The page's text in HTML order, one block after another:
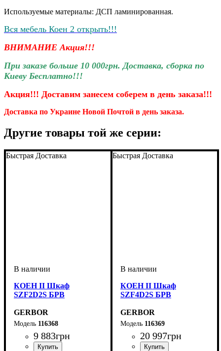
Используемые материалы: ДСП ламинированная.
Вся мебель Коен 2 открыть!!!
ВНИМАНИЕ Акция!!!
При заказе больше 10 000грн. Доставка, сборка по
Киеву Бесплатно!!!
Акция!!! Доставим занесем соберем в день заказа!!!
Доставка по Украине Новой Почтой в день заказа.
Другие товары той же серии:
Быстрая Доставка
КОЕН II Шкаф
SZF2D2S БРВ
GERBOR
116368
9 883грн
Быстрая Доставка
КОЕН II Шкаф
SZF4D2S БРВ
GERBOR
116369
20 997грн